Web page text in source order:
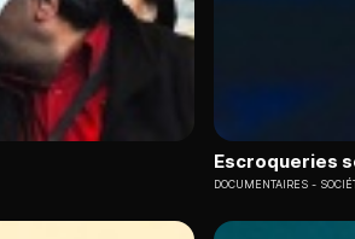
Escroqueries
DOCUMENTAIRES